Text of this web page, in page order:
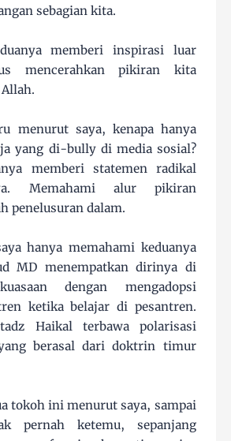
sebagian kita.
memberi inspirasi luar
mencerahkan pikiran kita
menurut saya, kenapa hanya
yang di-bully di media sosial?
memberi statemen radikal
Memahami alur pikiran
penelusuran dalam.
hanya memahami keduanya
MD menempatkan dirinya di
dengan mengadopsi
ketika belajar di pesantren.
Haikal terbawa polarisasi
berasal dari doktrin timur
tokoh ini menurut saya, sampai
pernah ketemu, sepanjang